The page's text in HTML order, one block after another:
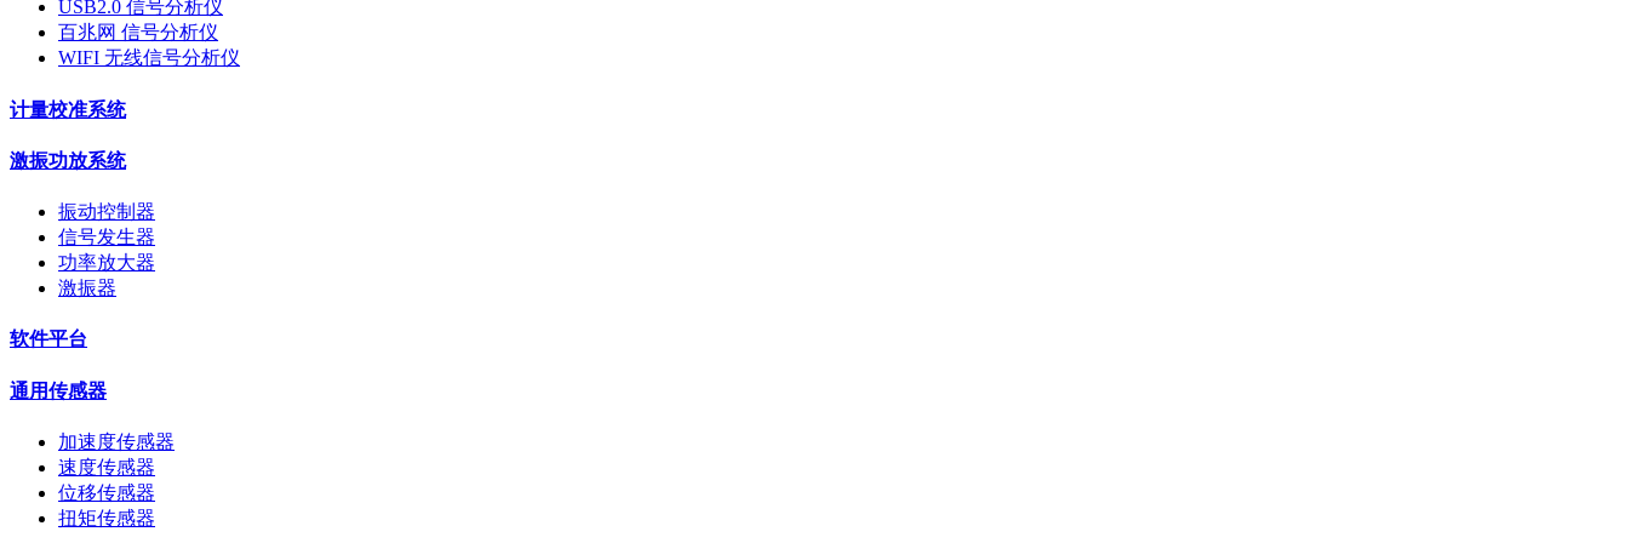
USB2.0 信号分析仪
百兆网 信号分析仪
WIFI 无线信号分析仪
计量校准系统
激振功放系统
振动控制器
信号发生器
功率放大器
激振器
软件平台
通用传感器
加速度传感器
速度传感器
位移传感器
扭矩传感器